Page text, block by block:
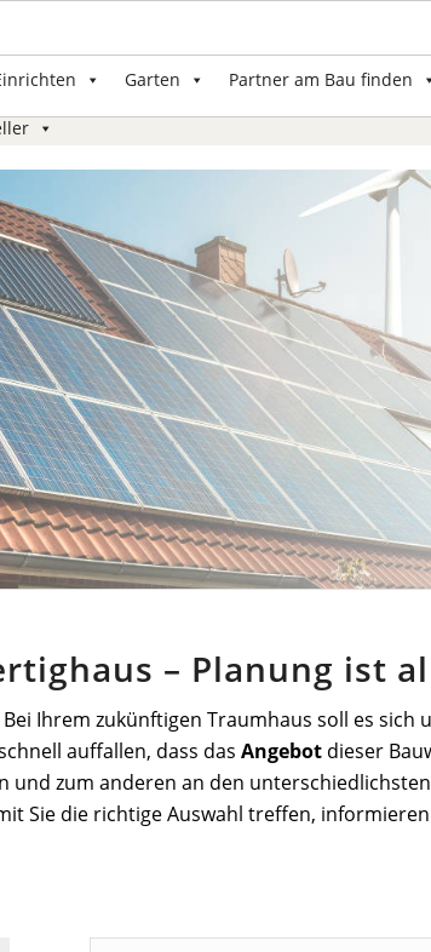
Garten Partner am Bau finden
– Planung ist
Ihrem zukünftigen Traumhaus soll es sich
auffallen, dass dasAngebot dieser
und zum anderen an den
Sie die richtige Auswahl treffen,